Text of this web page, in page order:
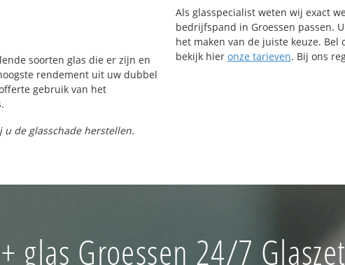
soorten glas die er zijn en
rendement uit uw dubbel
gebruik van het
u de glasschade herstellen.
Als glasspecialist weten wij exact
bedrijfspand in Groessen passen.
het maken van de juiste keuze.
bekijk hier onze tarieven. Bij ons
glas Groessen 24/7